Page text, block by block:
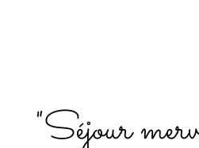
"Séjour